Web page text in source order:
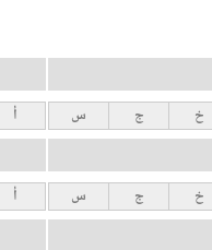
خ ج س أ
خ ج س أ